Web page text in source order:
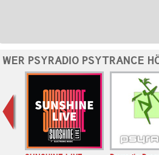
WER PSYRADIO PSYTRANCE